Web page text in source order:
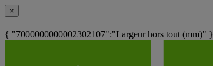
×
{ "7000000000002302107":"Largeur hors tout (mm)" }